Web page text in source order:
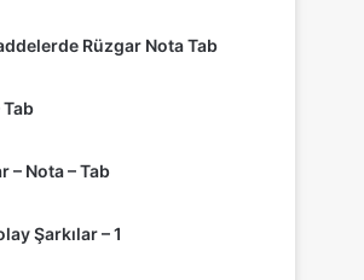
Rüzgar Nota Tab
– Nota – Tab
Şarkılar – 1